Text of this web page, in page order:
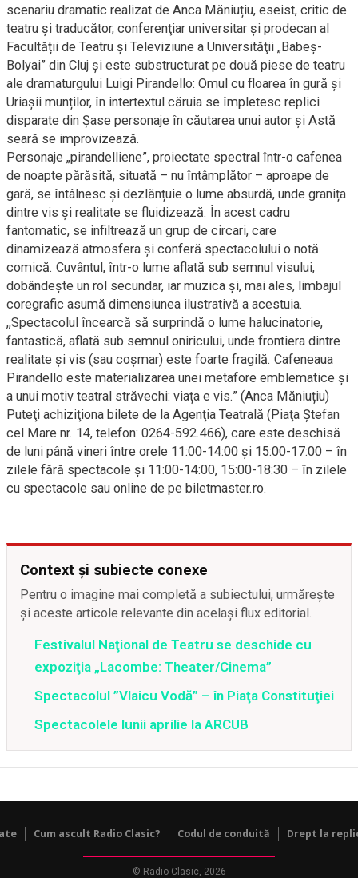
scenariu dramatic realizat de Anca Măniuțiu, eseist, critic de
teatru și traducător, conferenţiar universitar şi prodecan al
Facultății de Teatru şi Televiziune a Universităţii „Babeş-
Bolyai” din Cluj și este substructurat pe două piese de teatru
ale dramaturgului Luigi Pirandello: Omul cu floarea în gură și
Uriașii munților, în intertextul căruia se împletesc replici
disparate din Șase personaje în căutarea unui autor și Astă
seară se improvizează.
Personaje „pirandelliene”, proiectate spectral într-o cafenea
de noapte părăsită, situată – nu întâmplător – aproape de
gară, se întâlnesc și dezlănțuie o lume absurdă, unde granița
dintre vis și realitate se fluidizează. În acest cadru
fantomatic, se infiltrează un grup de circari, care
dinamizează atmosfera și conferă spectacolului o notă
comică. Cuvântul, într-o lume aflată sub semnul visului,
dobândește un rol secundar, iar muzica și, mai ales, limbajul
coregrafic asumă dimensiunea ilustrativă a acestuia.
,,Spectacolul încearcă să surprindă o lume halucinatorie,
fantastică, aflată sub semnul oniricului, unde frontiera dintre
realitate și vis (sau coșmar) este foarte fragilă. Cafeneaua
Pirandello este materializarea unei metafore emblematice și
a unui motiv teatral străvechi: viața e vis.” (Anca Măniuțiu)
Puteţi achiziţiona bilete de la Agenţia Teatrală (Piaţa Ştefan
cel Mare nr. 14, telefon: 0264-592.466), care este deschisă
de luni până vineri între orele 11:00-14:00 şi 15:00-17:00 – în
zilele fără spectacole și 11:00-14:00, 15:00-18:30 – în zilele
cu spectacole sau online de pe biletmaster.ro.
Context și subiecte conexe
Pentru o imagine mai completă a subiectului, urmărește
și aceste articole relevante din același flux editorial.
Festivalul Naţional de Teatru se deschide cu
expoziţia „Lacombe: Theater/Cinema”
Spectacolul ”Vlaicu Vodă” – în Piaţa Constituţiei
Spectacolele lunii aprilie la ARCUB
Cum ascult Radio Clasic? Codul de conduită Drept la
© Radio Clasic, 2026